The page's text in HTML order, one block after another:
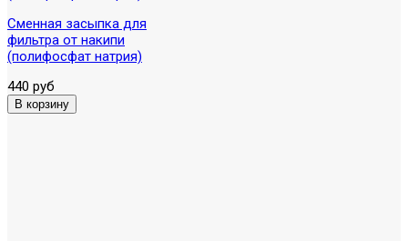
Сменная засыпка для
фильтра от накипи
(полифосфат натрия)
440 руб